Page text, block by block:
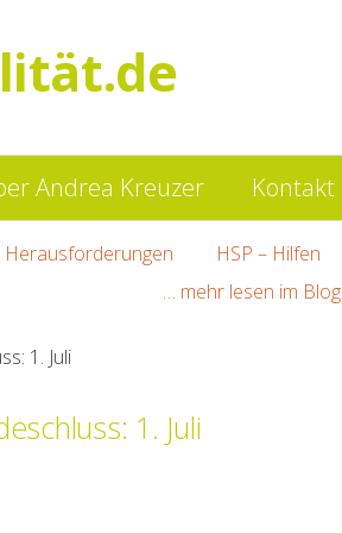
Andrea Kreuzer Kontakt
Herausforderungen
HSP – Hilfen
… mehr lesen im Blog
1. Juli